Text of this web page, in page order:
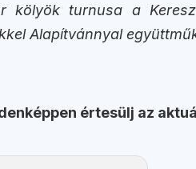
kölyök turnusa a
Alapítvánnyal
értesülj az